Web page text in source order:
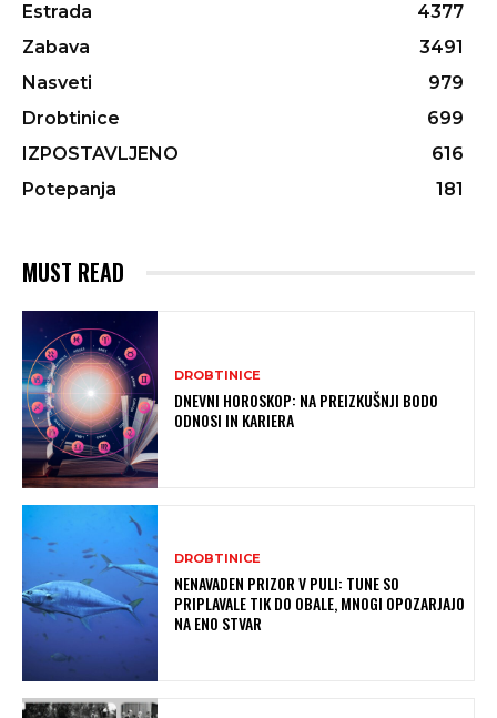
Estrada
4377
Zabava
3491
Nasveti
979
Drobtinice
699
IZPOSTAVLJENO
616
Potepanja
181
MUST READ
DROBTINICE
DNEVNI HOROSKOP: NA PREIZKUŠNJI BODO
ODNOSI IN KARIERA
DROBTINICE
NENAVADEN PRIZOR V PULI: TUNE SO
PRIPLAVALE TIK DO OBALE, MNOGI OPOZARJAJO
NA ENO STVAR